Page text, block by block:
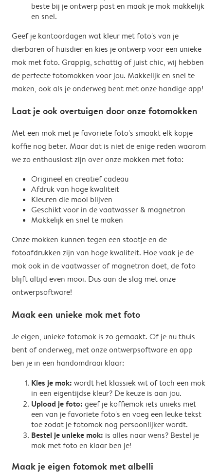
beste bij je ontwerp past en maak je mok makkelijk
en snel.
Geef je kantoordagen wat kleur met foto's van je
dierbaren of huisdier en kies je ontwerp voor een unieke
mok met foto. Grappig, schattig of juist chic, wij hebben
de perfecte fotomokken voor jou. Makkelijk en snel te
maken, ook als je onderweg bent met onze handige app!
Laat je ook overtuigen door onze fotomokken
Met een mok met je favoriete foto's smaakt elk kopje
koffie nog beter. Maar dat is niet de enige reden waarom
we zo enthousiast zijn over onze mokken met foto:
Origineel en creatief cadeau
Afdruk van hoge kwaliteit
Kleuren die mooi blijven
Geschikt voor in de vaatwasser & magnetron
Makkelijk en snel te maken
Onze mokken kunnen tegen een stootje en de
fotoafdrukken zijn van hoge kwaliteit. Hoe vaak je de
mok ook in de vaatwasser of magnetron doet, de foto
blijft altijd even mooi. Dus aan de slag met onze
ontwerpsoftware!
Maak een unieke mok met foto
Je eigen, unieke fotomok is zo gemaakt. Of je nu thuis
bent of onderweg, met onze ontwerpsoftware en app
ben je in een handomdraai klaar:
Kies je mok: wordt het klassiek wit of toch een mok
in een eigentijdse kleur? De keuze is aan jou.
Upload je foto: geef je koffiemok iets unieks met
een van je favoriete foto's en voeg een leuke tekst
toe zodat je fotomok nog persoonlijker wordt.
Bestel je unieke mok: is alles naar wens? Bestel je
mok met foto en klaar ben je!
Maak je eigen fotomok met albelli